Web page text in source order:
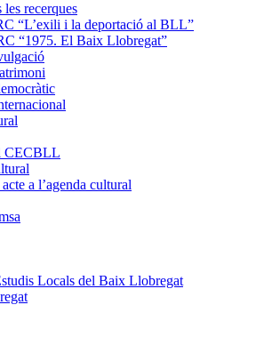
les recerques
“L’exili i la deportació al BLL”
“1975. El Baix Llobregat”
CECBLL
a l’agenda cultural
Locals del Baix Llobregat